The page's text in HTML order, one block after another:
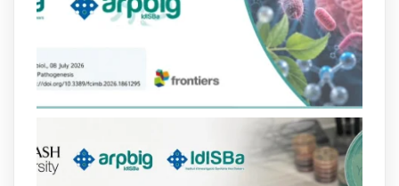
lactàmics pot eliminar de manera molt
eficient Pseudomonas aeruginosa alhora
que en retarda l'aparició de resistències
https://www.infosalut.com/investigacio/estudis-
i-projectes/1...
https://hdl.handle.net/20.500.13003/27702